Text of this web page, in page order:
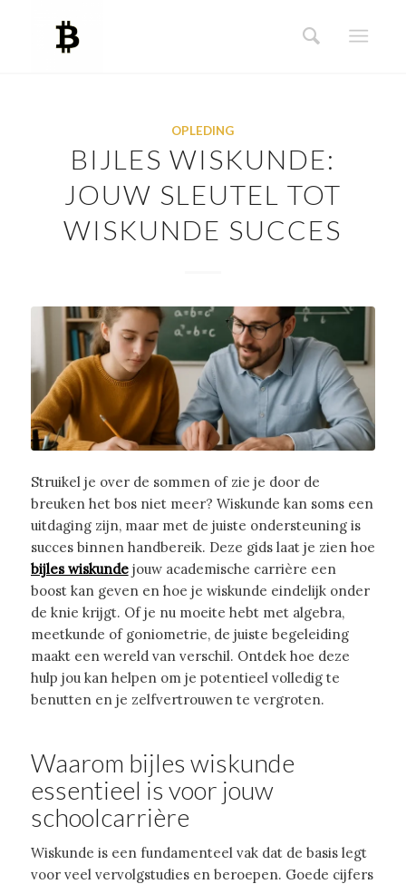
OPLEDING
BIJLES WISKUNDE:
JOUW SLEUTEL TOT
WISKUNDE SUCCES
Struikel je over de sommen of zie je door de
breuken het bos niet meer? Wiskunde kan soms een
uitdaging zijn, maar met de juiste ondersteuning is
succes binnen handbereik. Deze gids laat je zien hoe
bijles wiskundejouw academische carrière een
boost kan geven en hoe je wiskunde eindelijk onder
de knie krijgt. Of je nu moeite hebt met algebra,
meetkunde of goniometrie, de juiste begeleiding
maakt een wereld van verschil. Ontdek hoe deze
hulp jou kan helpen om je potentieel volledig te
benutten en je zelfvertrouwen te vergroten.
Waarom bijles wiskunde
essentieel is voor jouw
schoolcarrière
Wiskunde is een fundamenteel vak dat de basis legt
voor veel vervolgstudies en beroepen. Goede cijfers